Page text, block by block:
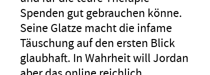
Spenden gut gebrauchen könne.
Seine Glatze macht die infame
Täuschung auf den ersten Blick
glaubhaft. In Wahrheit will Jordan